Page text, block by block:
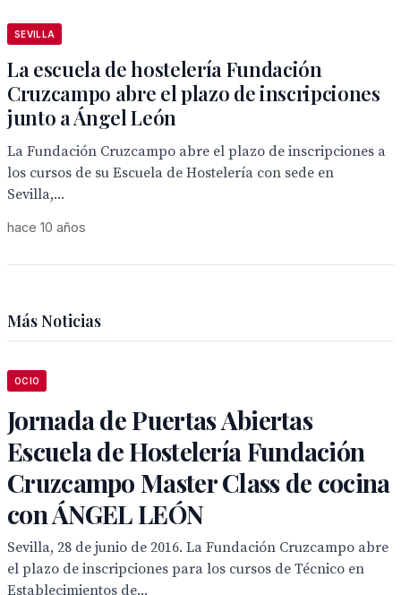
SEVILLA
La escuela de hostelería Fundación
Cruzcampo abre el plazo de inscripciones
junto a Ángel León
La Fundación Cruzcampo abre el plazo de inscripciones a
los cursos de su Escuela de Hostelería con sede en
Sevilla,...
hace 10 años
Más Noticias
OCIO
Jornada de Puertas Abiertas
Escuela de Hostelería Fundación
Cruzcampo Master Class de cocina
con ÁNGEL LEÓN
Sevilla, 28 de junio de 2016. La Fundación Cruzcampo abre
el plazo de inscripciones para los cursos de Técnico en
Establecimientos de...